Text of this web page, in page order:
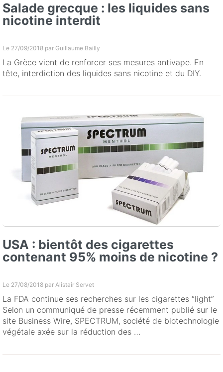
Salade grecque : les liquides sans
nicotine interdit
Le 27/09/2018 par Guillaume Bailly
La Grèce vient de renforcer ses mesures antivape. En
tête, interdiction des liquides sans nicotine et du DIY.
USA : bientôt des cigarettes
contenant 95% moins de nicotine ?
Le 27/08/2018 par Alistair Servet
La FDA continue ses recherches sur les cigarettes “light”
Selon un communiqué de presse récemment publié sur le
site Business Wire, SPECTRUM, société de biotechnologie
végétale axée sur la réduction des …